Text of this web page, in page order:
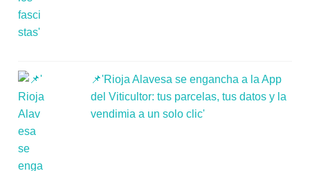
📌'Rioja Alavesa se engancha a la App
del Viticultor: tus parcelas, tus datos y la
vendimia a un solo clic'